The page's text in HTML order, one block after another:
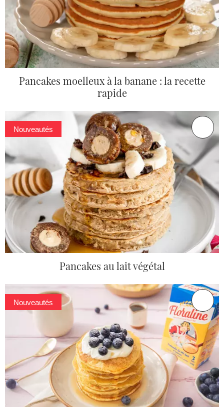
Pancakes moelleux à la banane : la recette
rapide
Nouveautés
Pancakes au lait végétal
Nouveautés